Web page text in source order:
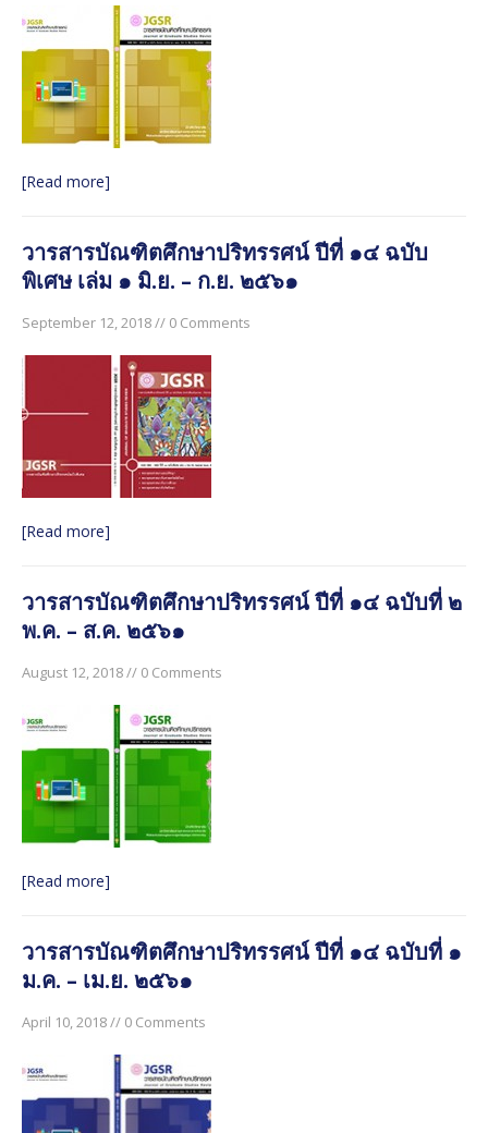
[Read more]
วารสารบัณฑิตศึกษาปริทรรศน์ ปีที่ ๑๔ ฉบับ
พิเศษ เล่ม ๑ มิ.ย. – ก.ย. ๒๕๖๑
September 12, 2018 // 0 Comments
[Read more]
วารสารบัณฑิตศึกษาปริทรรศน์ ปีที่ ๑๔ ฉบับที่ ๒
พ.ค. – ส.ค. ๒๕๖๑
August 12, 2018 // 0 Comments
[Read more]
วารสารบัณฑิตศึกษาปริทรรศน์ ปีที่ ๑๔ ฉบับที่ ๑
ม.ค. – เม.ย. ๒๕๖๑
April 10, 2018 // 0 Comments